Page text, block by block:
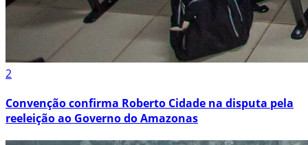
2
Convenção confirma Roberto Cidade na disputa pela
reeleição ao Governo do Amazonas